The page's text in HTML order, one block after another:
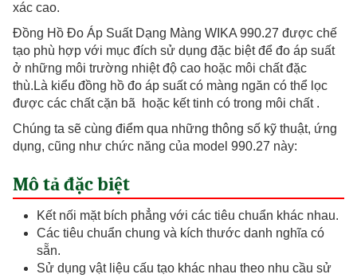
xác cao.
Đồng Hồ Đo Áp Suất Dạng Màng WIKA 990.27 được chế
tạo phù hợp với mục đích sử dụng đặc biệt để đo áp suất
ở những môi trường nhiệt độ cao hoặc môi chất đặc
thù.Là kiểu đồng hồ đo áp suất có màng ngăn có thể lọc
được các chất cặn bã hoặc kết tinh có trong môi chất .
Chúng ta sẽ cùng điểm qua những thông số kỹ thuật, ứng
dụng, cũng như chức năng của model 990.27 này:
Mô tả đặc biệt
Kết nối mặt bích phẳng với các tiêu chuẩn khác nhau.
Các tiêu chuẩn chung và kích thước danh nghĩa có
sẵn.
Sử dụng vật liệu cấu tạo khác nhau theo nhu cầu sử